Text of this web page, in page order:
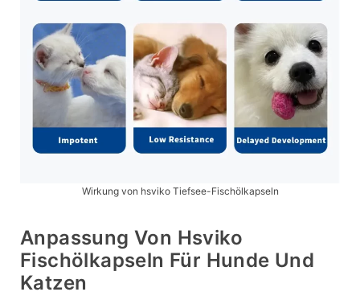
Wirkung von hsviko Tiefsee-Fischölkapseln
Anpassung Von Hsviko
Fischölkapseln Für Hunde Und
Katzen